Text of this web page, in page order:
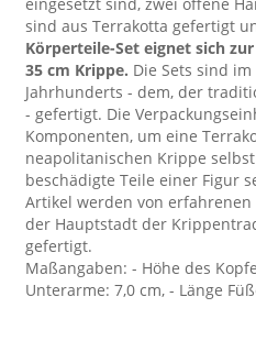
sind aus Terrakotta gefertigt
Körperteile-Set eignet sich
35 cm Krippe. Die Sets sind
Jahrhunderts - dem, der
- gefertigt. Die
Komponenten, um eine
neapolitanischen Krippe
beschädigte Teile einer Figur
Artikel werden von
der Hauptstadt der
gefertigt.
Maßangaben: - Höhe des
Unterarme: 7,0 cm, - Länge